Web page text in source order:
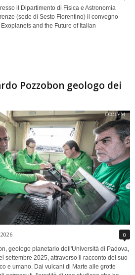
il Dipartimento di Fisica e Astronomia
(sede di Sesto Fiorentino) il convegno
and the Future of Italian
Pozzobon geologo dei
0
geologo planetario dell'Università di Padova,
settembre 2025, attraverso il racconto del suo
e umano. Dai vulcani di Marte alle grotte